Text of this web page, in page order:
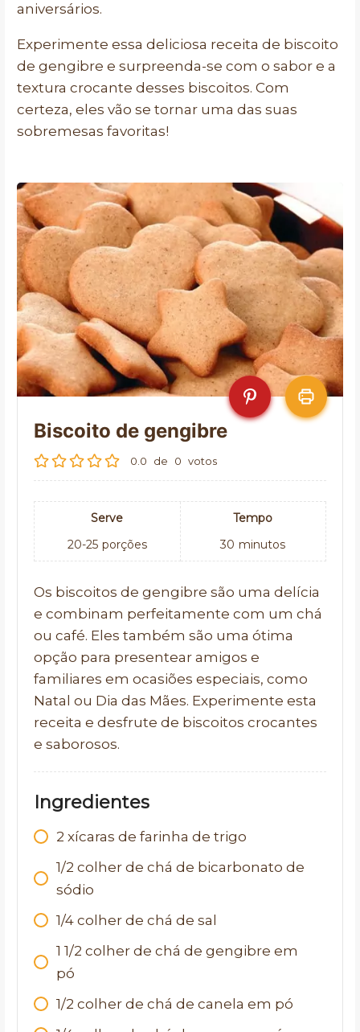
aniversários.
Experimente essa deliciosa receita de biscoito
de gengibre e surpreenda-se com o sabor e a
textura crocante desses biscoitos. Com
certeza, eles vão se tornar uma das suas
sobremesas favoritas!
Biscoito de gengibre
0.0 de 0 votos
Serve
20-25 porções
Tempo
30 minutos
Os biscoitos de gengibre são uma delícia
e combinam perfeitamente com um chá
ou café. Eles também são uma ótima
opção para presentear amigos e
familiares em ocasiões especiais, como
Natal ou Dia das Mães. Experimente esta
receita e desfrute de biscoitos crocantes
e saborosos.
Ingredientes
2 xícaras de farinha de trigo
1/2 colher de chá de bicarbonato de
sódio
1/4 colher de chá de sal
1 1/2 colher de chá de gengibre em
pó
1/2 colher de chá de canela em pó